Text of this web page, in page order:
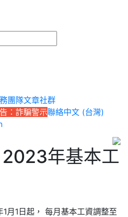
團隊文章社群
：詐騙警示聯絡中文 (台灣)
年基本工
月1日起， 每月基本工資調整至